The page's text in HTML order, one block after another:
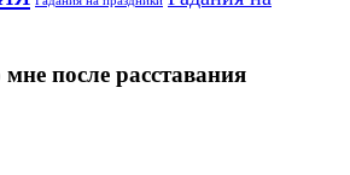
после расставания